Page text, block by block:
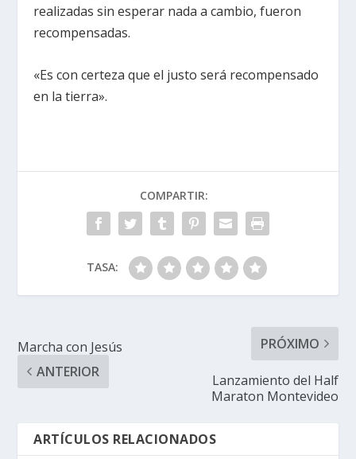
realizadas sin esperar nada a cambio, fueron
recompensadas.
«Es con certeza que el justo será recompensado
en la tierra».
COMPARTIR:
TASA:
Marcha con Jesús
ANTERIOR
PRÓXIMO
Lanzamiento del Half
Maraton Montevideo
ARTÍCULOS RELACIONADOS